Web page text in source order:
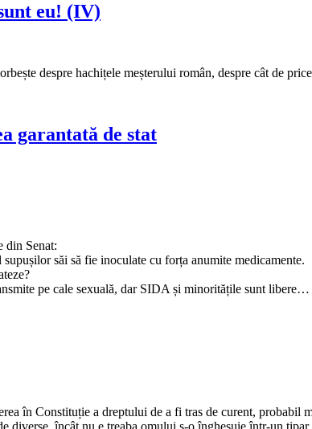
eu! (IV)
despre hachițele meșterului român, despre cât de
garantată de stat
din Senat:
săi să fie inoculate cu forța anumite medicamente.
pe cale sexuală, dar SIDA și minoritățile sunt libere…
în Constituție a dreptului de a fi tras de curent,
diverse, încât nu e treaba omului s-o înghesuie într-un tipar